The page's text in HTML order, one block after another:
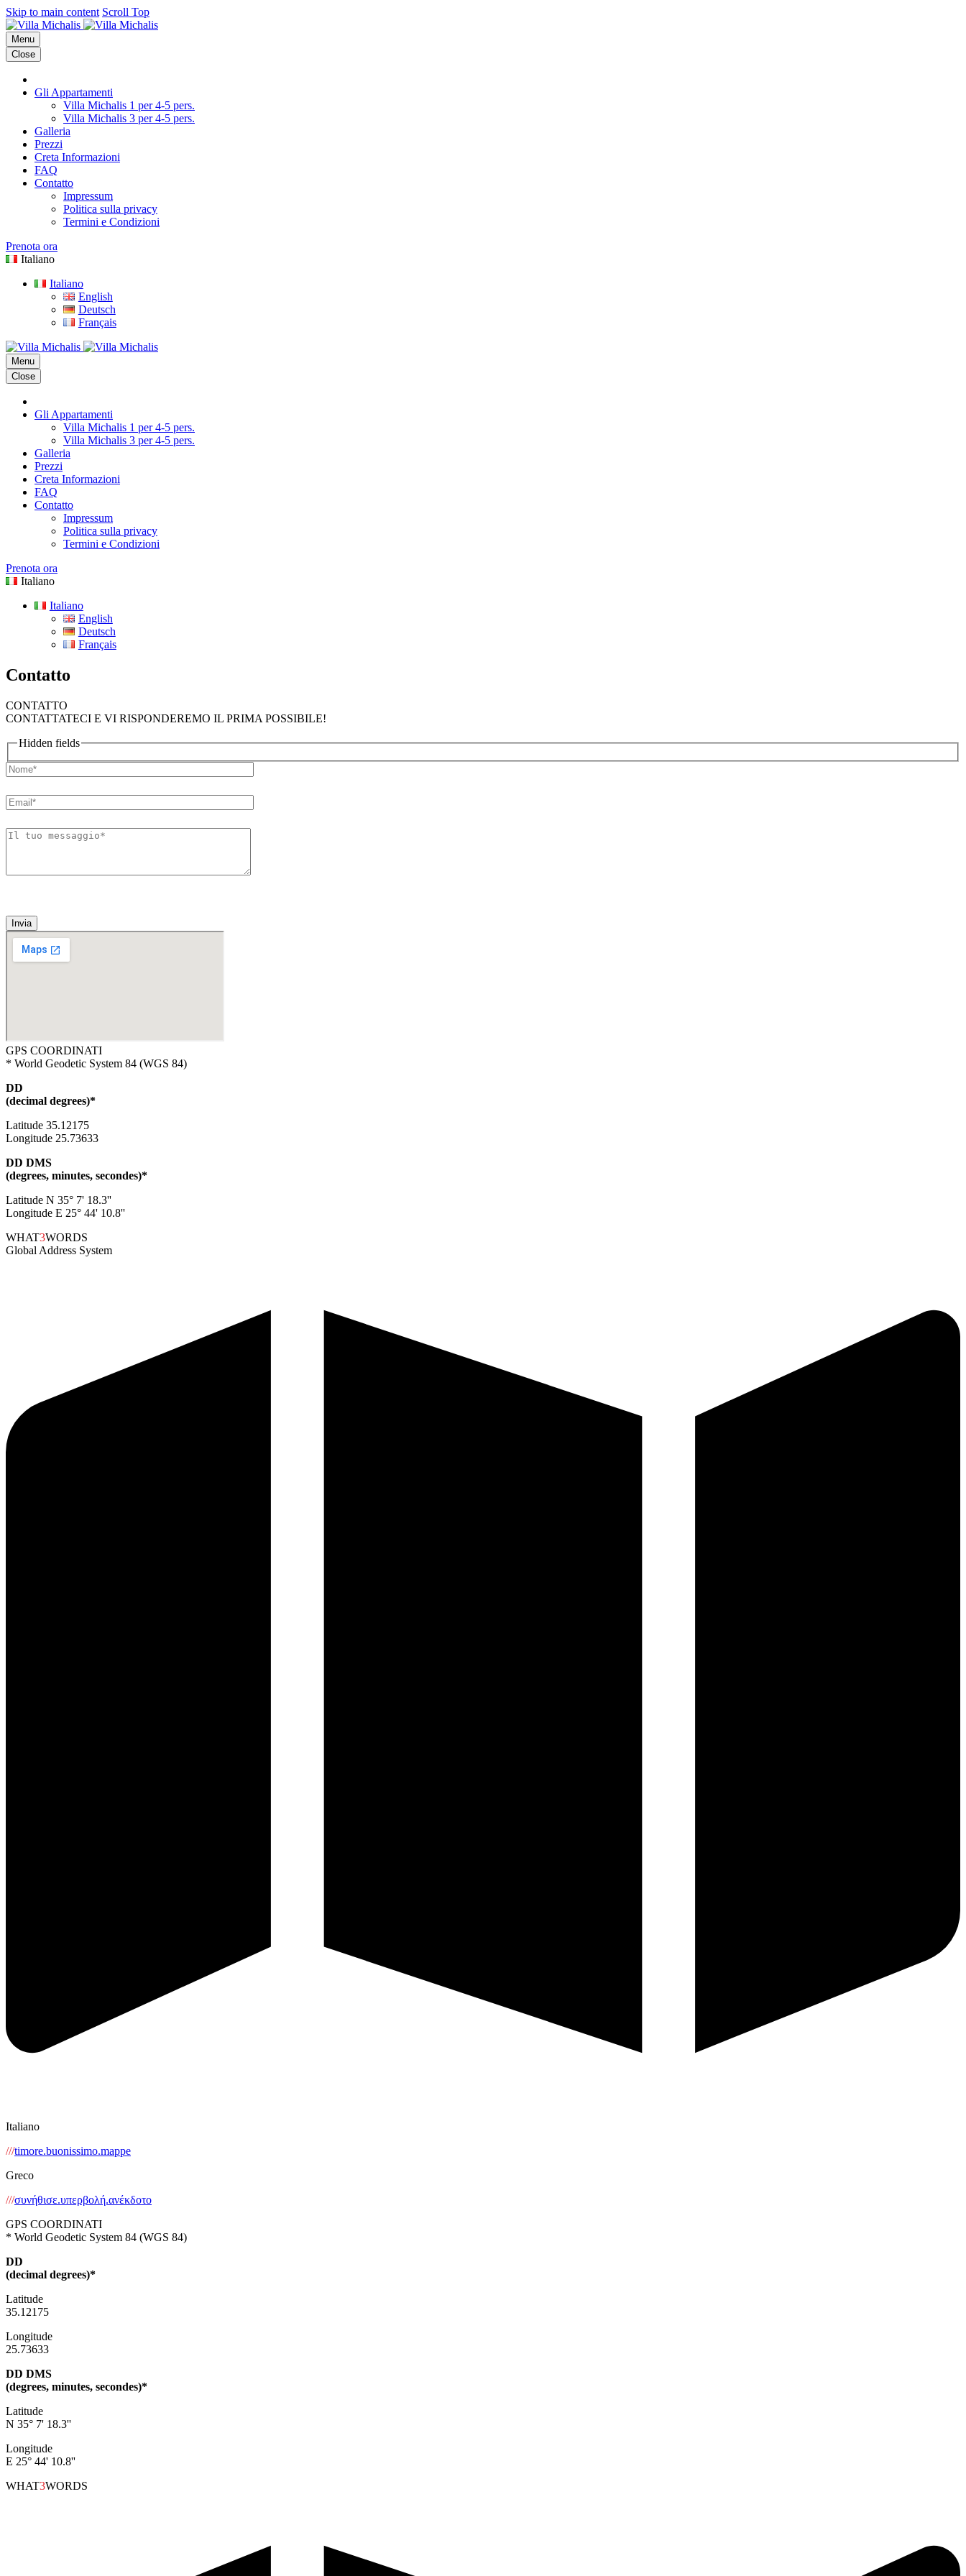
Skip to main content Scroll Top
Menu
Close
Gli Appartamenti
Villa Michalis 1 per 4-5 pers.
Villa Michalis 3 per 4-5 pers.
Galleria
Prezzi
Creta Informazioni
FAQ
Contatto
Impressum
Politica sulla privacy
Termini e Condizioni
Prenota ora
Italiano
Italiano
English
Deutsch
Français
Menu
Close
Gli Appartamenti
Villa Michalis 1 per 4-5 pers.
Villa Michalis 3 per 4-5 pers.
Galleria
Prezzi
Creta Informazioni
FAQ
Contatto
Impressum
Politica sulla privacy
Termini e Condizioni
Prenota ora
Italiano
Italiano
English
Deutsch
Français
Contatto
CONTATTO
CONTATTATECI E VI RISPONDEREMO IL PRIMA POSSIBILE!
Hidden fields
GPS COORDINATI
* World Geodetic System 84 (WGS 84)
DD
(decimal degrees)*
Latitude 35.12175
Longitude 25.73633
DD DMS
(degrees, minutes, secondes)*
Latitude N 35° 7' 18.3''
Longitude E 25° 44' 10.8''
WHAT3WORDS
Global Address System
Italiano
///timore.buonissimo.mappe
Greco
///συνήθισε.υπερβολή.ανέκδοτο
GPS COORDINATI
* World Geodetic System 84 (WGS 84)
DD
(decimal degrees)*
Latitude
35.12175
Longitude
25.73633
DD DMS
(degrees, minutes, secondes)*
Latitude
N 35° 7' 18.3''
Longitude
E 25° 44' 10.8''
WHAT3WORDS